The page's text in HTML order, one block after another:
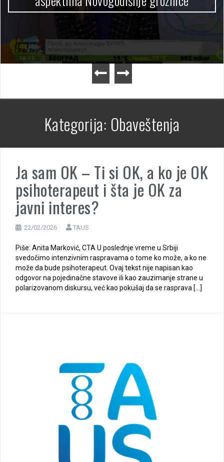
Kategorija: Obaveštenja
Ja sam OK – Ti si OK, a ko je OK
psihoterapeut i šta je OK za
javni interes?
22/02/2026 TAUS
Piše: Anita Marković, CTA U poslednje vreme u Srbiji
svedočimo intenzivnim raspravama o tome ko može, a ko ne
može da bude psihoterapeut. Ovaj tekst nije napisan kao
odgovor na pojedinačne stavove ili kao zauzimanje strane u
polarizovanom diskursu, već kao pokušaj da se rasprava […]